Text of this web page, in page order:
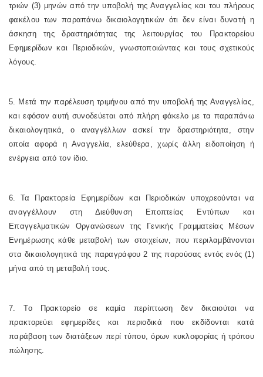
τριών (3) μηνών από την υποβολή της Αναγγελίας και του πλήρους
φακέλου των παραπάνω δικαιολογητικών ότι δεν είναι δυνατή η
άσκηση της δραστηριότητας της λειτουργίας του Πρακτορείου
Εφημερίδων και Περιοδικών, γνωστοποιώντας και τους σχετικούς
λόγους.
5. Μετά την παρέλευση τριμήνου από την υποβολή της Αναγγελίας,
και εφόσον αυτή συνοδεύεται από πλήρη φάκελο με τα παραπάνω
δικαιολογητικά, ο αναγγέλλων ασκεί την δραστηριότητα, στην
οποία αφορά η Αναγγελία, ελεύθερα, χωρίς άλλη ειδοποίηση ή
ενέργεια από τον ίδιο.
6. Τα Πρακτορεία Εφημερίδων και Περιοδικών υποχρεούνται να
αναγγέλλουν στη Διεύθυνση Εποπτείας Εντύπων και
Επαγγελματικών Οργανώσεων της Γενικής Γραμματείας Μέσων
Ενημέρωσης κάθε μεταβολή των στοιχείων, που περιλαμβάνονται
στα δικαιολογητικά της παραγράφου 2 της παρούσας εντός ενός (1)
μήνα από τη μεταβολή τους.
7. Το Πρακτορείο σε καμία περίπτωση δεν δικαιούται να
πρακτορεύει εφημερίδες και περιοδικά που εκδίδονται κατά
παράβαση των διατάξεων περί τύπου, όρων κυκλοφορίας ή τρόπου
πώλησης.